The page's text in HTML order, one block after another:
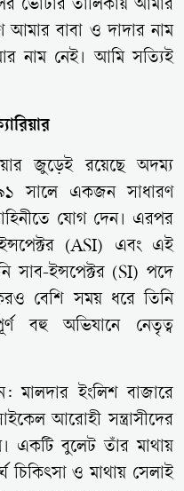
ভোটার তালিকায় আমার
আমার বাবা ও দাদার নাম
নাম নেই। আমি সত্যিই
জুড়েই রয়েছে অদম্য
সালে একজন সাধারণ
যোগ দেন। এরপর
ইন্সপেক্টর (ASI) এবং এই
সাব-ইন্সপেক্টর (SI) পদে
বেশি সময় ধরে তিনি
বহু অভিযানে নেতৃত্ব
মালদার ইংলিশ বাজারে
আরোহী সন্ত্রাসীদের
বুলেট তাঁর মাথায়
ও মাথায় সেলাই